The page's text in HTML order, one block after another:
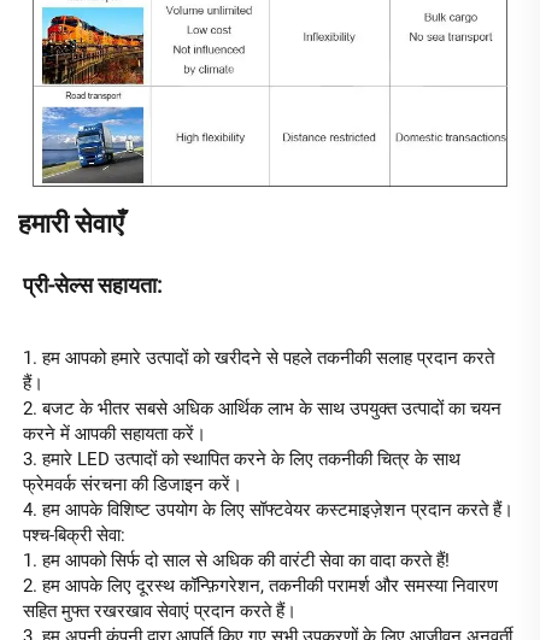
हमारी सेवाएँ
प्री-सेल्स सहायता:
1. हम आपको हमारे उत्पादों को खरीदने से पहले तकनीकी सलाह प्रदान करते
हैं।
2. बजट के भीतर सबसे अधिक आर्थिक लाभ के साथ उपयुक्त उत्पादों का चयन
करने में आपकी सहायता करें।
3. हमारे LED उत्पादों को स्थापित करने के लिए तकनीकी चित्र के साथ
फ्रेमवर्क संरचना की डिजाइन करें।
पश्च-बिक्री सेवा:
1. हम आपको सिर्फ दो साल से अधिक की वारंटी सेवा का वादा करते हैं!
2. हम आपके लिए दूरस्थ कॉन्फ़िगरेशन, तकनीकी परामर्श और समस्या निवारण
सहित मुफ्त रखरखाव सेवाएं प्रदान करते हैं।